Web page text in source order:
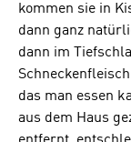
kommen sie in
dann ganz
dann im
das man essen
aus dem Haus